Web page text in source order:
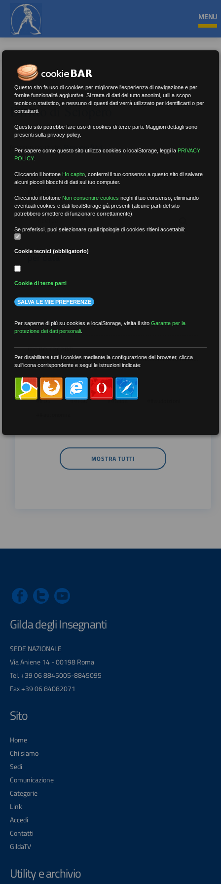
MENU
Diritto di Sciopero
Nessun risultato.Rimuovi filtri
per data
più recenti
meno recenti
per tag
##DS ##FGU ##Gilda
MOSTRA TUTTI
Gilda degli Insegnanti
SEDE NAZIONALE
Via Aniene 14 - 00198 Roma
Tel. +39 06 8845005-8845095
Fax +39 06 84082071
Sito
Home
Chi siamo
Sedi
Comunicazione
Categorie
Link
Accedi
Contatti
GildaTV
Utility e archivio
Questo sito fa uso di cookies per migliorare l'esperienza di navigazione e per
fornire funzionalità aggiuntive. Si tratta di dati del tutto anonimi, utili a scopo
tecnico o statistico, e nessuno di questi dati verrà utilizzato per identificarti o per
contattarti.
Questo sito potrebbe fare uso di cookies di terze parti. Maggiori dettagli sono
presenti sulla privacy policy.
Per sapere come questo sito utilizza cookies o localStorage, leggi la PRIVACY
POLICY.
Cliccando il bottone Ho capito ,confermi il tuo consenso a questo sito di salvare
alcuni piccoli blocchi di dati sul tuo computer.
Cliccando il bottone Non consentire cookies neghi il tuo consenso, eliminando
eventuali cookies e dati localStorage già presenti (alcune parti del sito
potrebbero smettere di funzionare correttamente).
Se preferisci, puoi selezionare quali tipologie di cookies ritieni accettabili:
Cookie tecnici (obbligatorio)
Cookie di terze parti
SALVA LE MIE PREFERENZE
Per saperne di più su cookies e localStorage, visita il sitoGarante per la
protezione dei dati personali
Per disabilitare tutti i cookies mediante la configurazione del browser, clicca
sull'icona corrispondente e segui le istruzioni indicate: